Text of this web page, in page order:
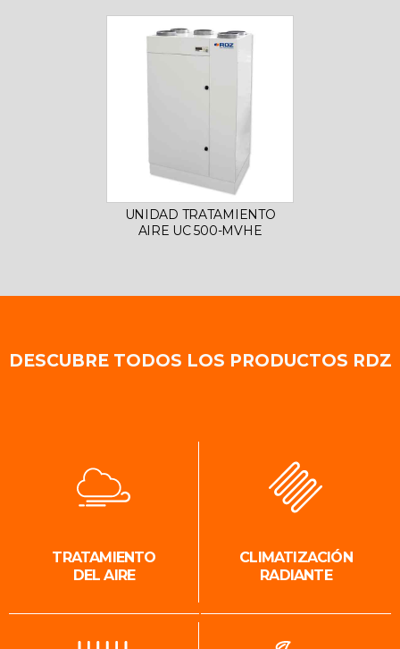
UNIDAD TRATAMIENTO
AIRE UC 500-MVHE
DESCUBRE TODOS LOS PRODUCTOS RDZ
TRATAMIENTO
DEL AIRE
CLIMATIZACIÓN
RADIANTE